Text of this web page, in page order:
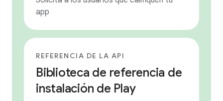
app
REFERENCIA DE LA API
Biblioteca de referencia de
instalación de Play